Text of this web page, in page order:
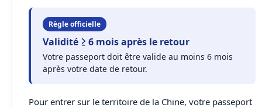
Règle officielle
Validité ≥ 6 mois après le retour
Votre passeport doit être valide au moins 6 mois
après votre date de retour.
Pour entrer sur le territoire de la Chine, votre passeport